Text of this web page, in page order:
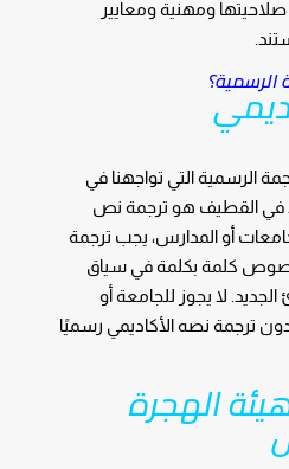
ومهنية ومعايير
الرسمية؟
الرسمية التي تواجهنا في
في القطيف هو ترجمة نص
أو المدارس، يجب ترجمة
كلمة بكلمة في سياق
لا يجوز للجامعة أو
ترجمة نصه الأكاديمي رسميًا
الهجرة